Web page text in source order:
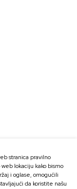
stranica pravilno
lokaciju kako bismo
i oglase, omogućili
da koristite našu